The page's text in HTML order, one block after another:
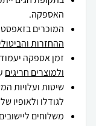
האספקה.
המוכרים
ההחזרות
זמן אספקה יעמוד על מקס' 7 ימי
ולמוצרים חריגים עד
שיטות ועלויות
לגודלו ולאופיו
משלוחים